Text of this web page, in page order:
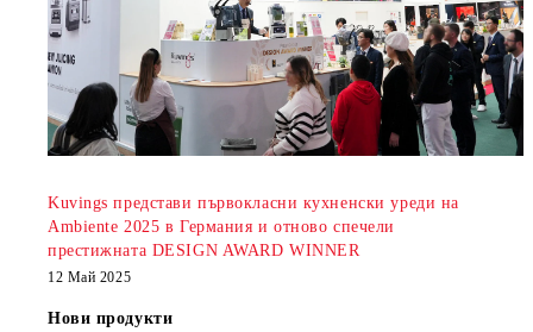
Kuvings представи първокласни кухненски уреди на
Ambiente 2025 в Германия и отново спечели
престижната DESIGN AWARD WINNER
12 Май 2025
Нови продукти